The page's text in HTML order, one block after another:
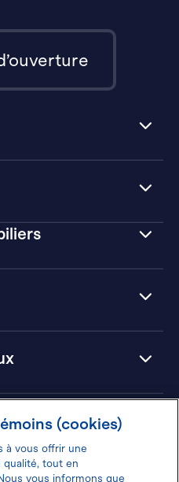
(cookies)
à vous offrir une
qualité, tout en
vous informons que